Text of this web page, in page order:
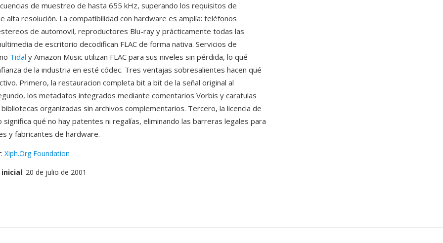
de muestreo de hasta 655 kHz, superando los requisitos de
alta resolución. La compatibilidad con hardware es amplía: teléfonos
de automovil, reproductores Blu-ray y prácticamente todas las
de escritorio decodifican FLAC de forma nativa. Servicios de
Tidal y Amazon Music utilizan FLAC para sus niveles sin pérdida, lo qué
de la industria en esté códec. Tres ventajas sobresalientes hacen qué
Primero, la restauracion completa bit a bit de la señal original al
los metadatos integrados mediante comentarios Vorbis y caratulas
organizadas sin archivos complementarios. Tercero, la licencia de
qué no hay patentes ni regalías, eliminando las barreras legales para
y fabricantes de hardware.
: Xiph.Org Foundation
inicial: 20 de julio de 2001